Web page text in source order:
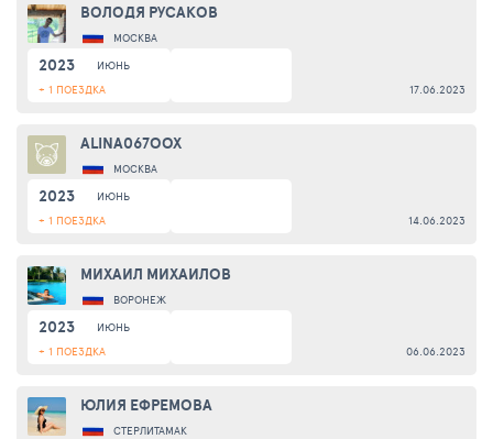
ВОЛОДЯ РУСАКОВ
МОСКВА
2023
ИЮНЬ
+ 1 ПОЕЗДКА
17.06.2023
ALINA067OOX
МОСКВА
2023
ИЮНЬ
+ 1 ПОЕЗДКА
14.06.2023
МИХАИЛ МИХАИЛОВ
ВОРОНЕЖ
2023
ИЮНЬ
+ 1 ПОЕЗДКА
06.06.2023
ЮЛИЯ ЕФРЕМОВА
СТЕРЛИТАМАК